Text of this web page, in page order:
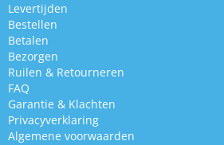
Levertijden
Bestellen
Betalen
Bezorgen
Ruilen & Retourneren
FAQ
Garantie & Klachten
Privacyverklaring
Algemene voorwaarden